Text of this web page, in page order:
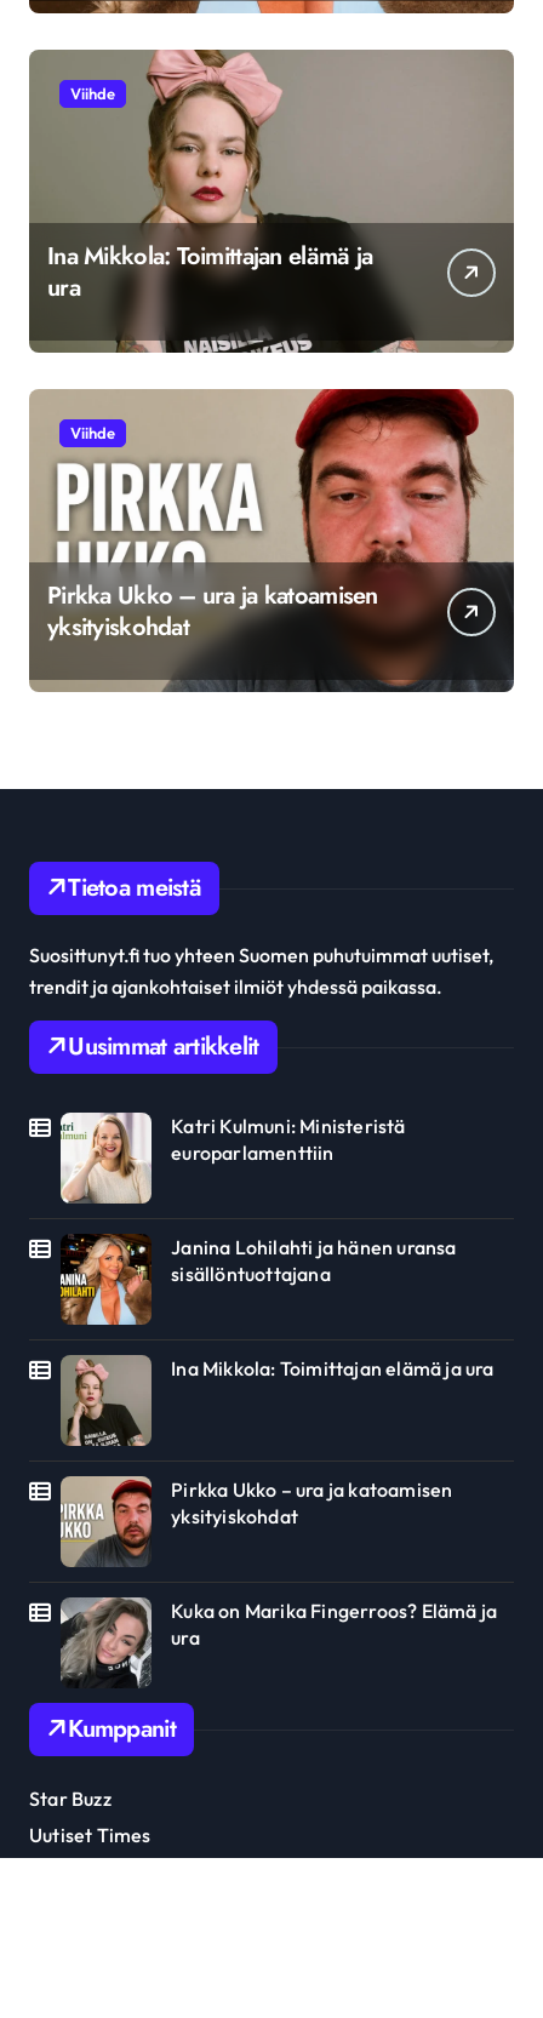
Viihde
Ina Mikkola: Toimittajan elämä ja
ura
Viihde
Pirkka Ukko – ura ja katoamisen
yksityiskohdat
Tietoa meistä
Suosittunyt.fi tuo yhteen Suomen puhutuimmat uutiset,
trendit ja ajankohtaiset ilmiöt yhdessä paikassa.
Uusimmat artikkelit
Katri Kulmuni: Ministeristä
europarlamenttiin
Janina Lohilahti ja hänen uransa
sisällöntuottajana
Ina Mikkola: Toimittajan elämä ja ura
Pirkka Ukko – ura ja katoamisen
yksityiskohdat
Kuka on Marika Fingerroos? Elämä ja
ura
Kumppanit
Star Buzz
Uutiset Times